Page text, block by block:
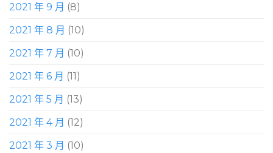
2021 年 9 月 (8)
2021 年 8 月 (10)
2021 年 7 月 (10)
2021 年 6 月 (11)
2021 年 5 月 (13)
2021 年 4 月 (12)
2021 年 3 月 (10)